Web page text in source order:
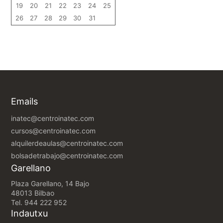
19
20 21 22 23 24
25
26
27 28 29 30 31
Emails
inatec@centroinatec.com
cursos@centroinatec.com
alquilerdeaulas@centroinatec.com
bolsadetrabajo@centroinatec.com
Garellano
Plaza Garellano, 14 Bajo
48013 Bilbao
Tel. 944 222 952
Indautxu